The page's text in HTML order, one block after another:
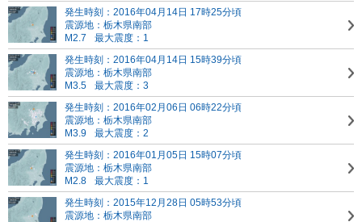
発生時刻：2016年04月14日 17時25分頃
震源地：栃木県南部
M2.7
最大震度：1
発生時刻：2016年04月14日 15時39分頃
震源地：栃木県南部
M3.5
最大震度：3
発生時刻：2016年02月06日 06時22分頃
震源地：栃木県南部
M3.9
最大震度：2
発生時刻：2016年01月05日 15時07分頃
震源地：栃木県南部
M2.8
最大震度：1
発生時刻：2015年12月28日 05時53分頃
震源地：栃木県南部